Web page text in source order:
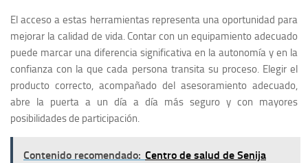
El acceso a estas herramientas representa una oportunidad para
mejorar la calidad de vida. Contar con un equipamiento adecuado
puede marcar una diferencia significativa en la autonomía y en la
confianza con la que cada persona transita su proceso. Elegir el
producto correcto, acompañado del asesoramiento adecuado,
abre la puerta a un día a día más seguro y con mayores
posibilidades de participación.
Contenido recomendado: Centro de salud de Senija